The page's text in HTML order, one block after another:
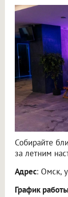
Собирайте
за летним
Адрес: Омск,
График работы